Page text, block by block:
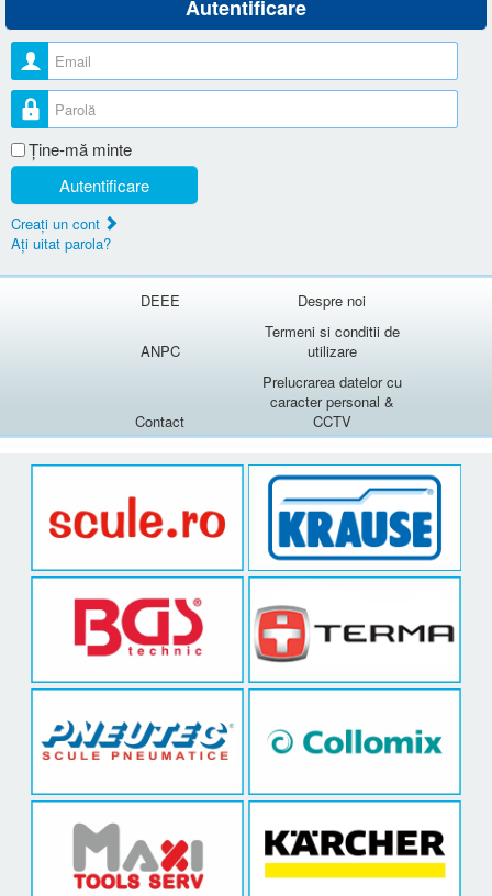
Autentificare
Nume utilizator
Parolă
Ţine-mă minte
Autentificare
Creaţi un cont
Aţi uitat parola?
DEEE Despre noi
ANPC
Termeni si conditii de
utilizare
Contact
Prelucrarea datelor cu
caracter personal &
CCTV